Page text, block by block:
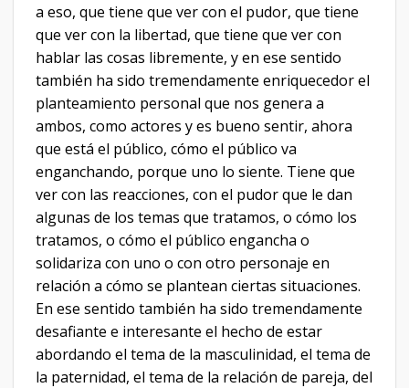
a eso, que tiene que ver con el pudor, que tiene
que ver con la libertad, que tiene que ver con
hablar las cosas libremente, y en ese sentido
también ha sido tremendamente enriquecedor el
planteamiento personal que nos genera a
ambos, como actores y es bueno sentir, ahora
que está el público, cómo el público va
enganchando, porque uno lo siente. Tiene que
ver con las reacciones, con el pudor que le dan
algunas de los temas que tratamos, o cómo los
tratamos, o cómo el público engancha o
solidariza con uno o con otro personaje en
relación a cómo se plantean ciertas situaciones.
En ese sentido también ha sido tremendamente
desafiante e interesante el hecho de estar
abordando el tema de la masculinidad, el tema de
la paternidad, el tema de la relación de pareja, del